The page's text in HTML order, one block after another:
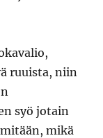
ruuista, niin
syö jotain
mikä